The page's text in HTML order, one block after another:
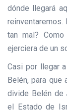
dónde llegará
tan mal?
ejerciera de un
Casi por llegar
Belén, para
divide Belén de
el Estado de